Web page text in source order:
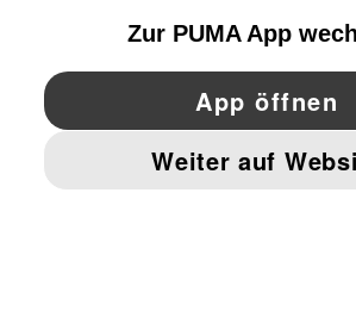
YouTube Pinterest
IMPRESSUM UND